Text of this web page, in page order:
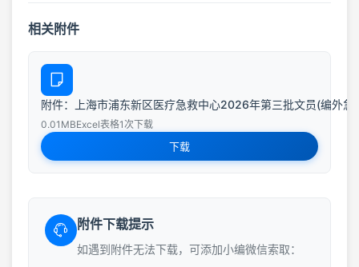
相关附件
附件：上海市浦东新区医疗急救中心2026年第三批文员(编外
0.01MBExcel表格1次下载
下载
附件下载提示
如遇到附件无法下载，可添加小编微信索取：